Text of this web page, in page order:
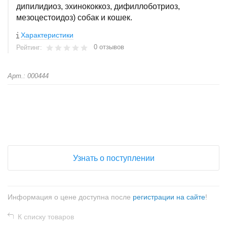
дипилидиоз, эхинококкоз, дифиллоботриоз,
мезоцестоидоз) собак и кошек.
Характеристики
Рейтинг: 0 отзывов
Арт.: 000444
Узнать о поступлении
Информация о цене доступна после регистрации на сайте!
К списку товаров